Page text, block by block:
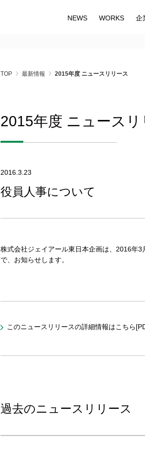
NEWS WORKS 企
TOP 最新情報 2015年度 ニュースリリース
2015年度 ニュースリ
2016.3.23
役員人事について
株式会社ジェイアール東日本企画は、2016年
で、お知らせします。
このニュースリリースの詳細情報はこちら
過去のニュースリリース